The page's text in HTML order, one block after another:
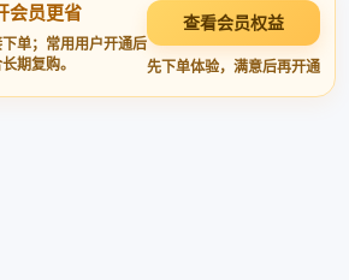
会员更省
单；常用用户开通后
期复购。
查看会员权益
先下单体验，满意后再开通